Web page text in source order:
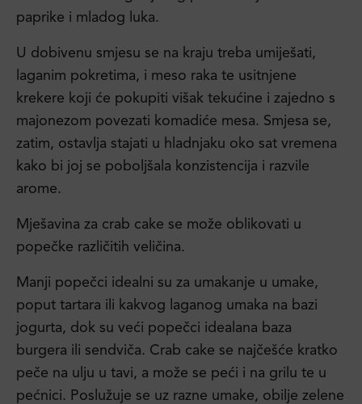
paprike i mladog luka.
U dobivenu smjesu se na kraju treba umiješati,
laganim pokretima, i meso raka te usitnjene
krekere koji će pokupiti višak tekućine i zajedno s
majonezom povezati komadiće mesa. Smjesa se,
zatim, ostavlja stajati u hladnjaku oko sat vremena
kako bi joj se poboljšala konzistencija i razvile
arome.
Mješavina za crab cake se može oblikovati u
popečke različitih veličina.
Manji popečci idealni su za umakanje u umake,
poput tartara ili kakvog laganog umaka na bazi
jogurta, dok su veći popečci idealana baza
burgera ili sendviča. Crab cake se najčešće kratko
peče na ulju u tavi, a može se peći i na grilu te u
pećnici. Poslužuje se uz razne umake, obilje zelene